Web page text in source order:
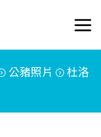
公豬照片
杜洛